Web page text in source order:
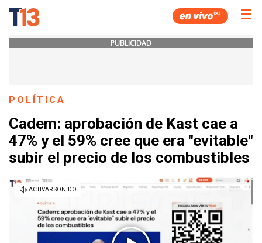
☰
PUBLICIDAD
POLÍTICA
Cadem: aprobación de Kast cae a
47% y el 59% cree que era "evitable"
subir el precio de los combustibles